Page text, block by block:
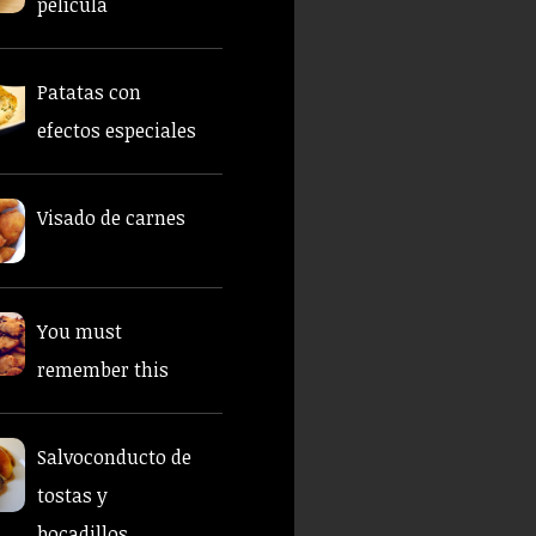
Patatas con
efectos especiales
Visado de carnes
You must
remember this
Salvoconducto de
tostas y